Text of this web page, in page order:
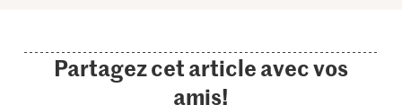
Partagez cet article avec vos
amis!